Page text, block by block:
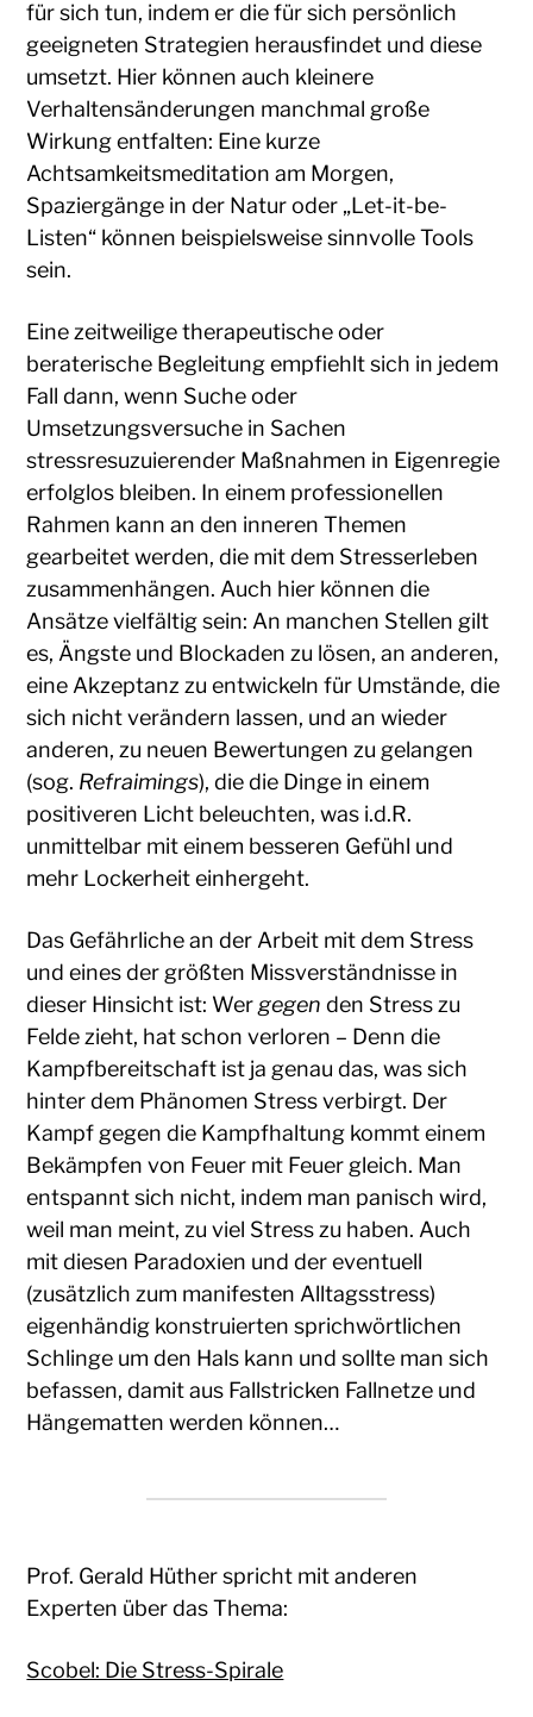
für sich tun, indem er die für sich persönlich
geeigneten Strategien herausfindet und diese
umsetzt. Hier können auch kleinere
Verhaltensänderungen manchmal große
Wirkung entfalten: Eine kurze
Achtsamkeitsmeditation am Morgen,
Spaziergänge in der Natur oder „Let-it-be-
Listen“ können beispielsweise sinnvolle Tools
sein.
Eine zeitweilige therapeutische oder
beraterische Begleitung empfiehlt sich in jedem
Fall dann, wenn Suche oder
Umsetzungsversuche in Sachen
stressresuzuierender Maßnahmen in Eigenregie
erfolglos bleiben. In einem professionellen
Rahmen kann an den inneren Themen
gearbeitet werden, die mit dem Stresserleben
zusammenhängen. Auch hier können die
Ansätze vielfältig sein: An manchen Stellen gilt
es, Ängste und Blockaden zu lösen, an anderen,
eine Akzeptanz zu entwickeln für Umstände, die
sich nicht verändern lassen, und an wieder
anderen, zu neuen Bewertungen zu gelangen
(sog. Refraimings), die die Dinge in einem
positiveren Licht beleuchten, was i.d.R.
unmittelbar mit einem besseren Gefühl und
mehr Lockerheit einhergeht.
Das Gefährliche an der Arbeit mit dem Stress
und eines der größten Missverständnisse in
dieser Hinsicht ist: Wer gegen den Stress zu
Felde zieht, hat schon verloren – Denn die
Kampfbereitschaft ist ja genau das, was sich
hinter dem Phänomen Stress verbirgt. Der
Kampf gegen die Kampfhaltung kommt einem
Bekämpfen von Feuer mit Feuer gleich. Man
entspannt sich nicht, indem man panisch wird,
weil man meint, zu viel Stress zu haben. Auch
mit diesen Paradoxien und der eventuell
(zusätzlich zum manifesten Alltagsstress)
eigenhändig konstruierten sprichwörtlichen
Schlinge um den Hals kann und sollte man sich
befassen, damit aus Fallstricken Fallnetze und
Hängematten werden können…
Prof. Gerald Hüther spricht mit anderen
Experten über das Thema:
Scobel: Die Stress-Spirale